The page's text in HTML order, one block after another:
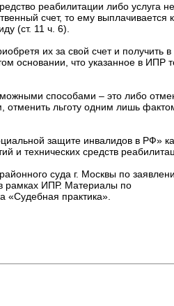
реабилитации либо услуга
счет, то ему выплачивается
(ст. 11 ч. 6).
их за свой счет и
основании, что указанное в ИПР
способами – это либо
льготу одним лишь
защите инвалидов в РФ»
технических средств
суда г. Москвы по
рамках ИПР. Материалы по
практика».